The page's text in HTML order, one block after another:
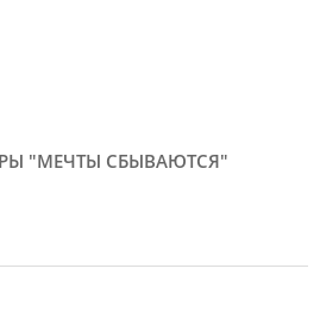
"МЕЧТЫ СБЫВАЮТСЯ"